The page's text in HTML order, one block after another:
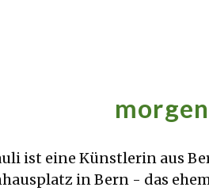
ist eine Künstlerin aus
in Bern - das